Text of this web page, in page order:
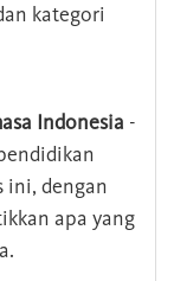
kategori
Indonesia -
ini, dengan
apa yang